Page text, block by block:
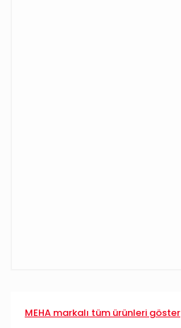
MEHA markalı tüm ürünleri göster